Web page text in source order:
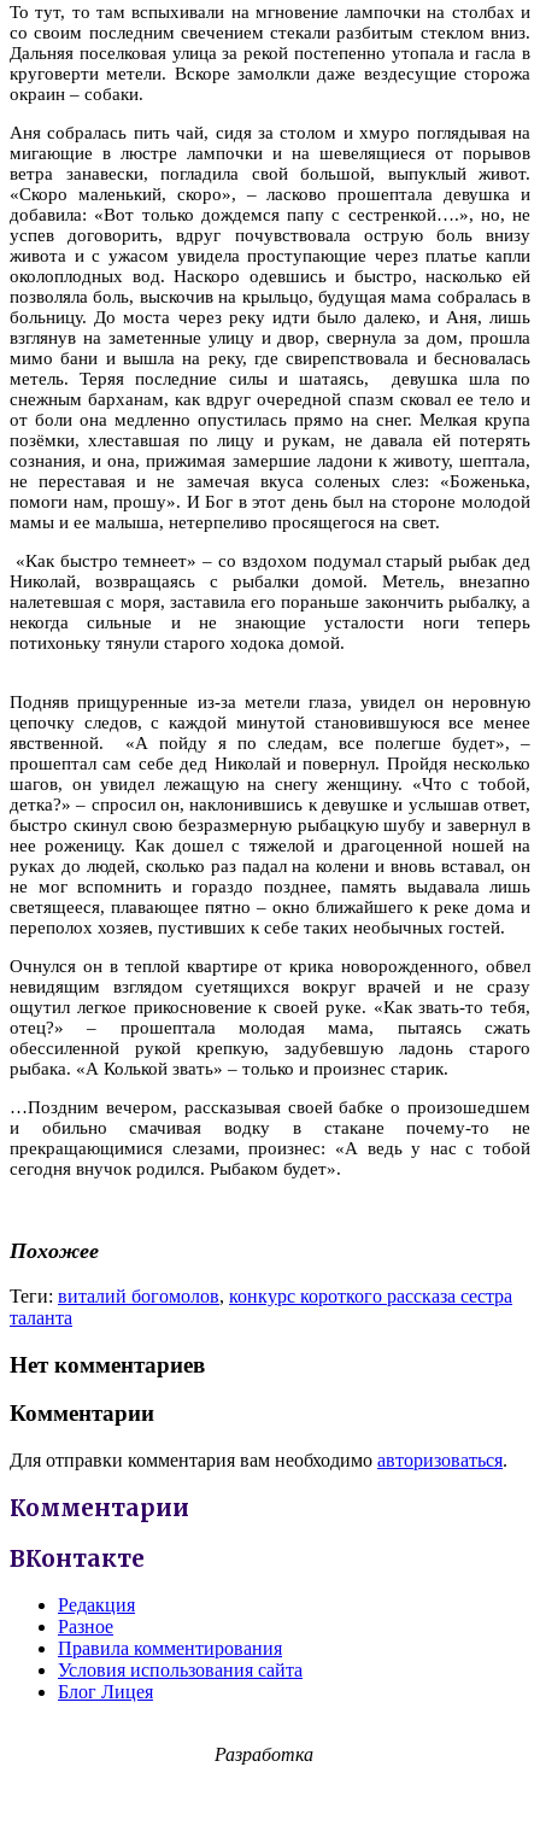
То тут, то там вспыхивали на мгновение лампочки на столбах и
со своим последним свечением cтекали разбитым стеклом вниз.
Дальняя поселковая улица за рекой постепенно утопала и гасла в
круговерти метели. Вскоре замолкли даже вездесущие сторожа
окраин – собаки.
Аня собралась пить чай, cидя за столом и хмуро поглядывая на
мигающие в люстре лампочки и на шевелящиеся от порывов
ветра занавески, погладила свой большой, выпуклый живот.
«Скоро маленький, скоро», – ласково прошептала девушка и
добавила: «Вот только дождемся папу с сестренкой….», но, не
успев договорить, вдруг почувствовала острую боль внизу
живота и с ужасом увидела проступающие через платье капли
околоплодных вод. Наскоро одевшись и быстро, насколько ей
позволяла боль, выскочив на крыльцо, будущая мама собралась в
больницу. До моста через реку идти было далеко, и Аня, лишь
взглянув на заметенные улицу и двор, свернула за дом, прошла
мимо бани и вышла на реку, где свирепствовала и бесновалась
метель. Теряя последние силы и шатаясь, девушка шла по
снежным барханам, как вдруг очередной спазм сковал ее тело и
от боли она медленно опустилась прямо на снег. Мелкая крупа
позёмки, хлеставшая по лицу и рукам, не давала ей потерять
сознания, и она, прижимая замершие ладони к животу, шептала,
не переставая и не замечая вкуса соленых слез: «Боженька,
помоги нам, прошу». И Бог в этот день был на стороне молодой
мамы и ее малыша, нетерпеливо просящегося на свет.
«Как быстро темнеет» – со вздохом подумал старый рыбак дед
Николай, возвращаясь с рыбалки домой. Метель, внезапно
налетевшая с моря, заставила его пораньше закончить рыбалку, а
некогда сильные и не знающие усталости ноги теперь
потихоньку тянули старого ходока домой.
Подняв прищуренные из-за метели глаза, увидел он неровную
цепочку следов, с каждой минутой становившуюся все менее
явственной. «А пойду я по следам, все полегше будет», –
прошептал сам себе дед Николай и повернул. Пройдя несколько
шагов, он увидел лежащую на снегу женщину. «Что с тобой,
детка?» – спросил он, наклонившись к девушке и услышав ответ,
быстро скинул свою безразмерную рыбацкую шубу и завернул в
нее роженицу. Как дошел с тяжелой и драгоценной ношей на
руках до людей, сколько раз падал на колени и вновь вставал, он
не мог вспомнить и гораздо позднее, память выдавала лишь
светящееся, плавающее пятно – окно ближайшего к реке дома и
переполох хозяев, пустивших к себе таких необычных гостей.
Очнулся он в теплой квартире от крика новорожденного, обвел
невидящим взглядом суетящихся вокруг врачей и не сразу
ощутил легкое прикосновение к своей руке. «Как звать-то тебя,
отец?» – прошептала молодая мама, пытаясь сжать
обессиленной рукой крепкую, задубевшую ладонь старого
рыбака. «А Колькой звать» – только и произнес старик.
…Поздним вечером, рассказывая своей бабке о произошедшем
и обильно смачивая водку в стакане почему-то не
прекращающимися слезами, произнес: «А ведь у нас с тобой
сегодня внучок родился. Рыбаком будет».
Похожее
Теги: виталий богомолов, конкурс короткого рассказа сестра
таланта
Нет комментариев
Комментарии
Для отправки комментария вам необходимо авторизоваться.
Комментарии
ВКонтакте
Редакция
Разное
Правила комментирования
Условия использования сайта
Блог Лицея
Разработка